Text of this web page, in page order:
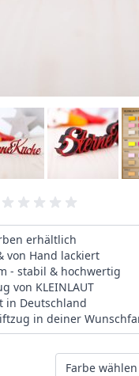
erhältlich
von Hand lackiert
- stabil & hochwertig
von KLEINLAUT
in Deutschland
in deiner
Farbe